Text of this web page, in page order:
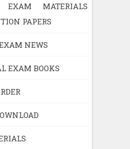
EXAM MATERIALS
PAPERS
NEWS
EXAM BOOKS